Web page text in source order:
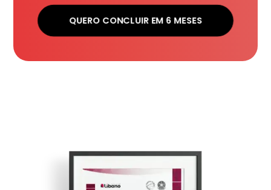
QUERO CONCLUIR EM 6 MESES